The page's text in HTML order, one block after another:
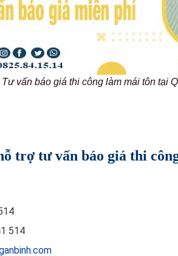
Tư vấn báo giá thi công làm mái tôn tại
trợ tư vấn báo giá thi
514